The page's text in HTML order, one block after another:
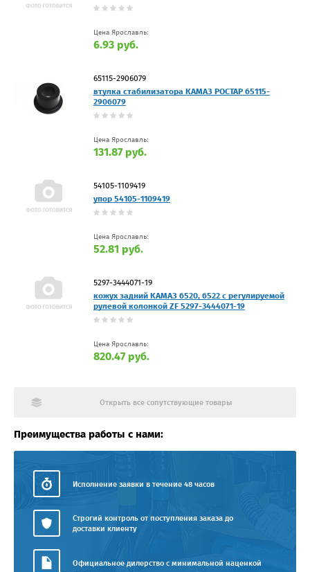
Цена Ярославль:
6.93 руб.
65115-2906079
втулка стабилизатора КАМАЗ РОСТАР 65115-
2906079
Цена Ярославль:
131.87 руб.
54105-1109419
упор 54105-1109419
Цена Ярославль:
52.81 руб.
5297-3444071-19
кожух задний КАМАЗ 6520, 6522 с регулируемой
рулевой колонкой ZF 5297-3444071-19
Цена Ярославль:
820.47 руб.
Открыть все сопутствующие товары
Преимущества работы с нами:
Исполнение заявки в течение 48 часов
Строгий контроль от поступления заказа до
доставки клиенту
Официальное дилерство с минимальной наценкой